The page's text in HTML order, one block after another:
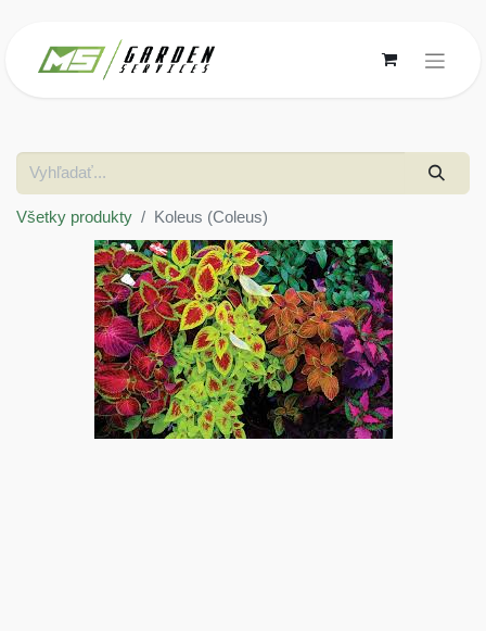
Všetky produkty Koleus (Coleus)